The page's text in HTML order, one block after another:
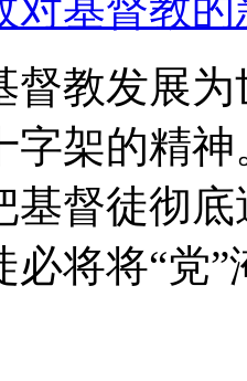
督教发展
字架的精
基督徒彻
必将将“党”